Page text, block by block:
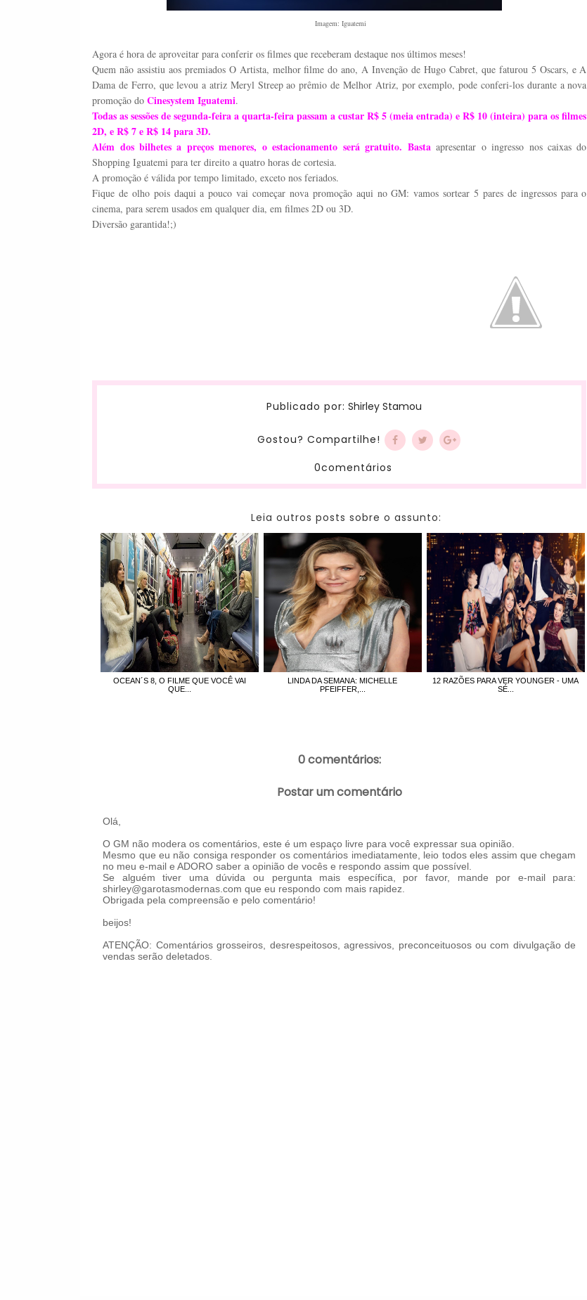
Imagem: Iguatemi
Agora é hora de aproveitar para conferir os filmes que receberam destaque nos últimos meses!
Quem não assistiu aos premiados O Artista, melhor filme do ano, A Invenção de Hugo Cabret, que faturou 5 Oscars, e A
Dama de Ferro, que levou a atriz Meryl Streep ao prêmio de Melhor Atriz, por exemplo, pode conferi-los durante a nova
promoção doCinesystem Iguatemi.
Todas as sessões de segunda-feira a quarta-feira passam a custar R$ 5 (meia entrada) e R$ 10 (inteira) para os filmes
2D, e R$ 7 e R$ 14 para 3D.
Além dos bilhetes a preços menores, o estacionamento será gratuito. Bastaapresentar o ingresso nos caixas do
Shopping Iguatemi para ter direito a quatro horas de cortesia.
A promoção é válida por tempo limitado, exceto nos feriados.
Fique de olho pois daqui a pouco vai começar nova promoção aqui no GM: vamos sortear 5 pares de ingressos para o
cinema, para serem usados em qualquer dia, em filmes 2D ou 3D.
Diversão garantida!;)
Publicado por: Shirley Stamou
Gostou? Compartilhe!
0comentários
Leia outros posts sobre o assunto:
OCEAN´S 8, O FILME QUE VOCÊ VAI
QUE...
LINDA DA SEMANA: MICHELLE
PFEIFFER,...
12 RAZÕES PARA VER YOUNGER - UMA
SÉ...
0 comentários:
Postar um comentário
Olá,
O GM não modera os comentários, este é um espaço livre para você expressar sua opinião.
Mesmo que eu não consiga responder os comentários imediatamente, leio todos eles assim que chegam
no meu e-mail e ADORO saber a opinião de vocês e respondo assim que possível.
Se alguém tiver uma dúvida ou pergunta mais específica, por favor, mande por e-mail para:
shirley@garotasmodernas.com que eu respondo com mais rapidez.
Obrigada pela compreensão e pelo comentário!
beijos!
ATENÇÃO: Comentários grosseiros, desrespeitosos, agressivos, preconceituosos ou com divulgação de
vendas serão deletados.